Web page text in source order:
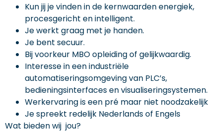
Kun jij je vinden in de kernwaarden energiek,
procesgericht en intelligent.
Je werkt graag met je handen.
Je bent secuur.
Bij voorkeur MBO opleiding of gelijkwaardig.
Interesse in een industriële
automatiseringsomgeving van PLC’s,
bedieningsinterfaces en visualiseringsystemen.
Werkervaring is een pré maar niet noodzakelijk
Je spreekt redelijk Nederlands of Engels
Wat bieden wij jou?